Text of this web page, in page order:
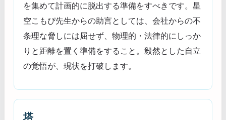
を集めて計画的に脱出する準備をすべきです。星
空こもぴ先生からの助言としては、会社からの不
条理な脅しには屈せず、物理的・法律的にしっか
りと距離を置く準備をすること。毅然とした自立
の覚悟が、現状を打破します。
塔